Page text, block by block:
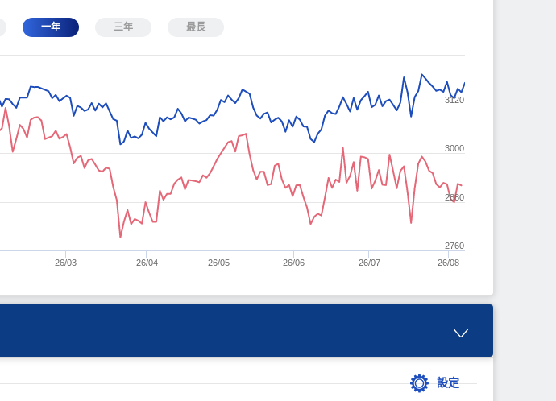
一年 三年 最長
26/03 26/04 26/05 26/06 26/07 26/08
2760
2880
3000
3120
設定